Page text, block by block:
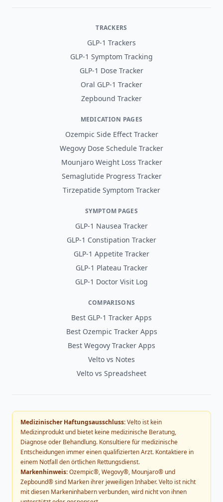
TRACKERS
GLP-1 Trackers
GLP-1 Symptom Tracking
GLP-1 Dose Tracker
Oral GLP-1 Tracker
Zepbound Tracker
MEDICATION PAGES
Ozempic Side Effect Tracker
Wegovy Dose Schedule Tracker
Mounjaro Weight Loss Tracker
Semaglutide Progress Tracker
Tirzepatide Symptom Tracker
SYMPTOM PAGES
GLP-1 Nausea Tracker
GLP-1 Constipation Tracker
GLP-1 Appetite Tracker
GLP-1 Plateau Tracker
GLP-1 Doctor Visit Log
COMPARISONS
Best GLP-1 Tracker Apps
Best Ozempic Tracker Apps
Best Wegovy Tracker Apps
Velto vs Notes
Velto vs Spreadsheet
Medizinischer Haftungsausschluss:Velto ist kein
Medizinprodukt und bietet keine medizinische Beratung,
Diagnose oder Behandlung. Konsultiere für medizinische
Entscheidungen immer einen qualifizierten Arzt. Kontaktiere in
einem Notfall den örtlichen Rettungsdienst.
Markenhinweis:Ozempic®, Wegovy®, Mounjaro® und
Zepbound® sind Marken ihrer jeweiligen Inhaber. Velto ist nicht
mit diesen Markeninhabern verbunden, wird nicht von ihnen